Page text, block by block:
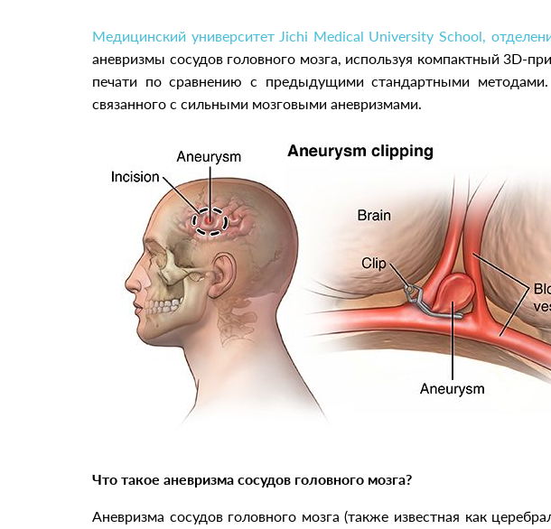
Медицинский университет Jichi Medical University School,
аневризмы сосудов головного мозга, используя компактный 3D-
печати по сравнению с предыдущими стандартными
связанного с сильными мозговыми аневризмами.
Что такое аневризма сосудов головного мозга?
Аневризма сосудов головного мозга (также известная как